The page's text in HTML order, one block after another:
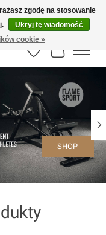
011
Lista życzeń
Koszyk
SHOP
zgodę na stosowanie
Ukryj tę wiadomość
cookie »